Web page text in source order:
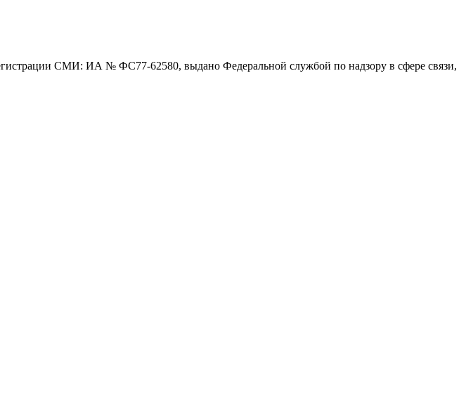
СМИ: ИА № ФС77-62580, выдано Федеральной службой по надзору в сфере связи,